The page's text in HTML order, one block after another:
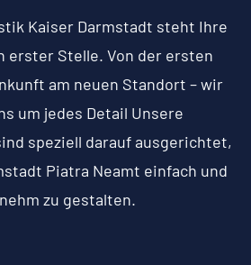
Kaiser Darmstadt steht Ihre
erster Stelle. Von der ersten
am neuen Standort – wir
um jedes Detail Unsere
speziell darauf ausgerichtet,
Piatra Neamt einfach und
zu gestalten.